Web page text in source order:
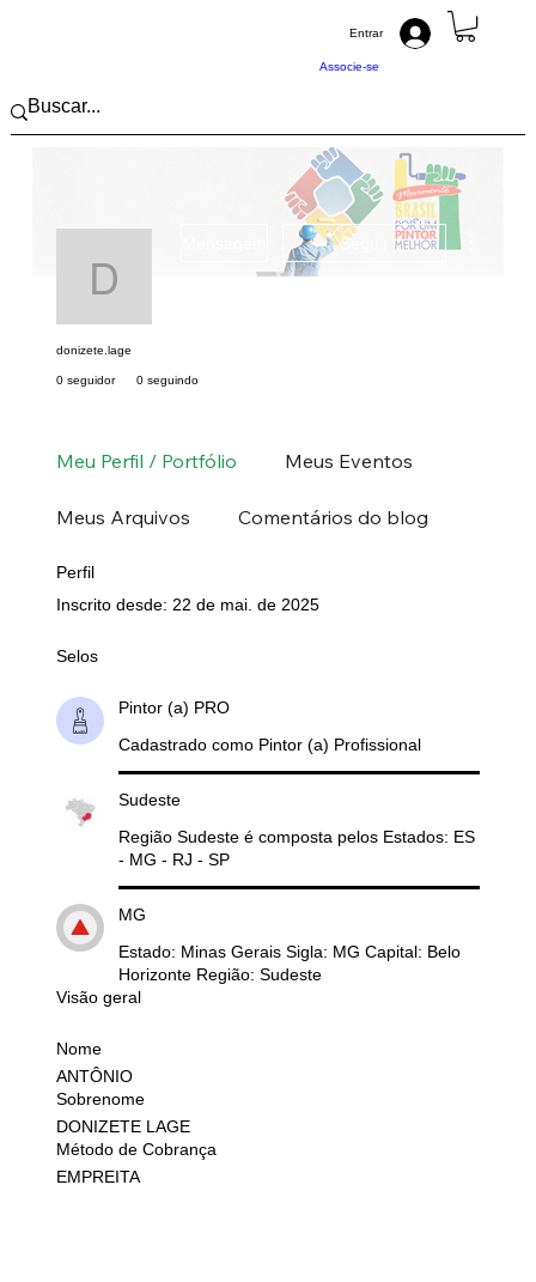
Associe-se
Entrar
donizete.lage
Seguir
donizete.lage
0 seguidor 0 seguindo
Meu Perfil / Portfólio Meus Eventos
Meus Arquivos Comentários do blog
Perfil
Inscrito desde: 22 de mai. de 2025
Selos
Pintor (a) PRO
Cadastrado como Pintor (a) Profissional
Sudeste
Região Sudeste é composta pelos Estados: ES
- MG - RJ - SP
MG
Estado: Minas Gerais Sigla: MG Capital: Belo
Horizonte Região: Sudeste
Visão geral
Nome
ANTÔNIO
Sobrenome
DONIZETE LAGE
Método de Cobrança
EMPREITA